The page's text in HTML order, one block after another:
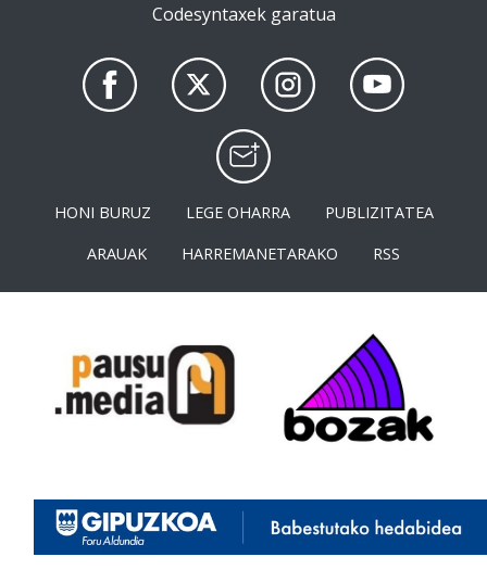
Codesyntaxek garatua
HONI BURUZ LEGE OHARRA
PUBLIZITATEA
ARAUAK
HARREMANETARAKO RSS